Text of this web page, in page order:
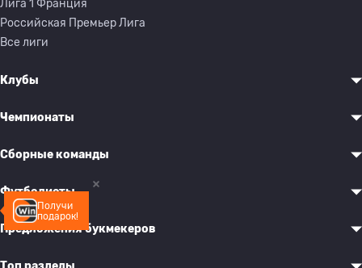
Получи
подарок!
Лига 1 Франция
Российская Премьер Лига
Все лиги
Клубы
Чемпионаты
Сборные команды
Футболисты
Предложения букмекеров